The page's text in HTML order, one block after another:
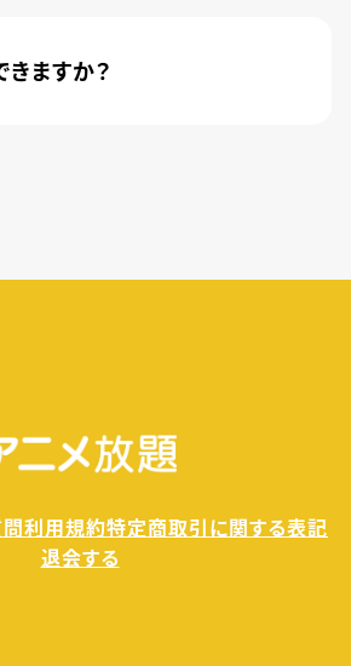
ますか？
利用規約特定商取引に関する表記
退会する